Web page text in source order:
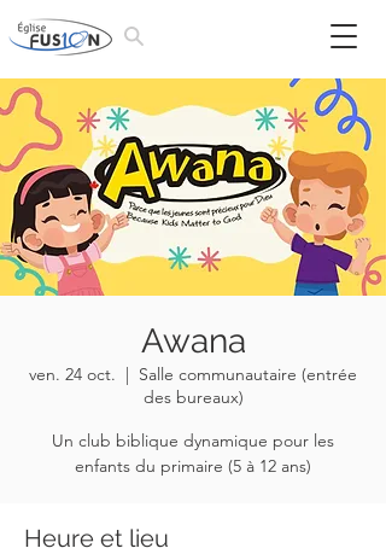
Awana
ven. 24 oct.
  |
Salle communautaire (entrée
des bureaux)
Un club biblique dynamique pour les
enfants du primaire (5 à 12 ans)
Heure et lieu